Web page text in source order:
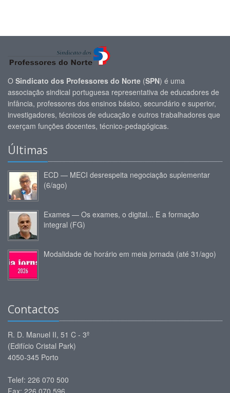
O Sindicato dos Professores do Norte (SPN) é uma
associação sindical portuguesa representativa de educadores de
infância, professores dos ensinos básico, secundário e superior,
investigadores, técnicos de educação e outros trabalhadores que
exerçam funções docentes, técnico-pedagógicas.
Últimas
ECD — MECI desrespeita negociação suplementar
(6/ago)
Exames — Os exames, o digital... E a formação
integral (FG)
Modalidade de horário em meia jornada (até 31/ago)
Contactos
R. D. Manuel II, 51 C - 3º
(Edifício Cristal Park)
4050-345 Porto
Telef: 226 070 500